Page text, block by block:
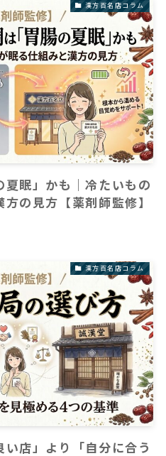
漢方百名店コラム
眠」かも｜冷たいもの
の見方【薬剤師監修】
漢方百名店コラム
店」より「自分に合う